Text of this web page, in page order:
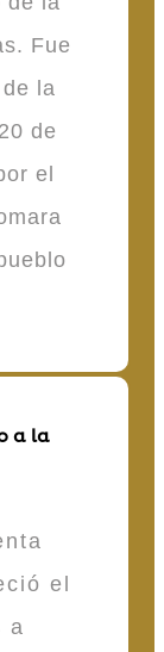
Fue
la
de
el
a la
el
a